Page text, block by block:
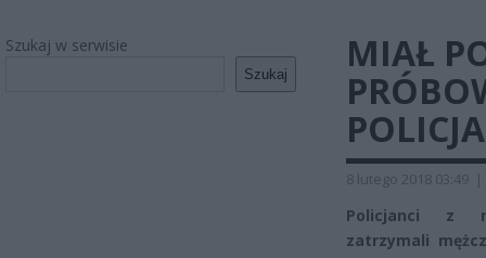
Szukaj w serwisie
Szukaj
MIAŁ
8 lutego 2018 03:49 |
Policjanci z
zatrzymali